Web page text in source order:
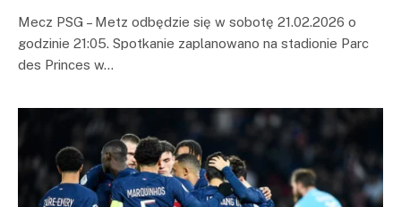
Mecz PSG – Metz odbędzie się w sobotę 21.02.2026 o
godzinie 21:05. Spotkanie zaplanowano na stadionie Parc
des Princes w…